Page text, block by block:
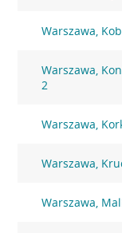
Warszawa,
Warszawa,
2
Warszawa,
Warszawa,
Warszawa,